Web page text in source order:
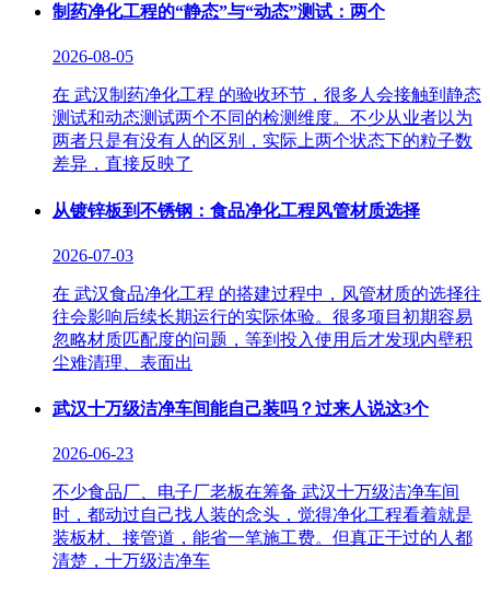
制药净化工程的“静态”与“动态”测试：两个
2026-08-05
在 武汉制药净化工程 的验收环节，很多人会接触到静态
测试和动态测试两个不同的检测维度。不少从业者以为
两者只是有没有人的区别，实际上两个状态下的粒子数
差异，直接反映了
从镀锌板到不锈钢：食品净化工程风管材质选择
2026-07-03
在 武汉食品净化工程 的搭建过程中，风管材质的选择往
往会影响后续长期运行的实际体验。很多项目初期容易
忽略材质匹配度的问题，等到投入使用后才发现内壁积
尘难清理、表面出
武汉十万级洁净车间能自己装吗？过来人说这3个
2026-06-23
不少食品厂、电子厂老板在筹备 武汉十万级洁净车间
时，都动过自己找人装的念头，觉得净化工程看着就是
装板材、接管道，能省一笔施工费。但真正干过的人都
清楚，十万级洁净车